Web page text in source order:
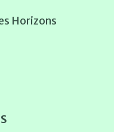
Horizons